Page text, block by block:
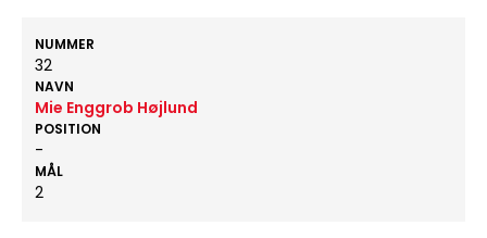
NUMMER
32
NAVN
Mie Enggrob Højlund
POSITION
-
MÅL
2